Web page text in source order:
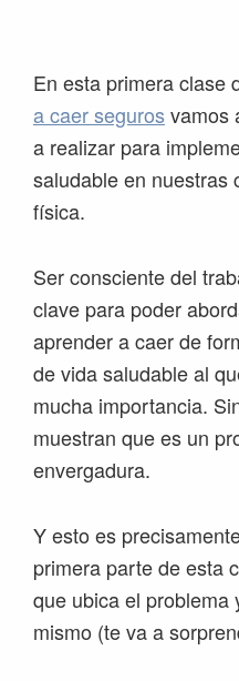
navegación
principal
contenido
principal
barra
lateral
principal
página
En esta primera clase
a caer seguros vamos
a realizar para
saludable en nuestras
física.
Ser consciente del
clave para poder
aprender a caer de
de vida saludable al
mucha importancia.
muestran que es un
envergadura.
Y esto es
primera parte de esta
que ubica el problema
mismo (te va a